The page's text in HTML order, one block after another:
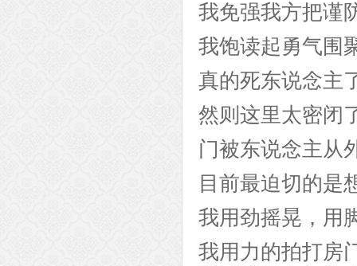
我免强我方把谨
我饱读起勇气围
真的死东说念主
然则这里太密闭
门被东说念主从
目前最迫切的是
我用劲摇晃，用
我用力的拍打房